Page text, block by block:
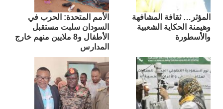
المؤثر… ثقافة المشافهة
وهيمنة الحكاية الشعبية
والأسطورة
الأمم المتحدة: الحرب في
السودان سلبت مستقبل
الأطفال و8 ملايين منهم خارج
المدارس